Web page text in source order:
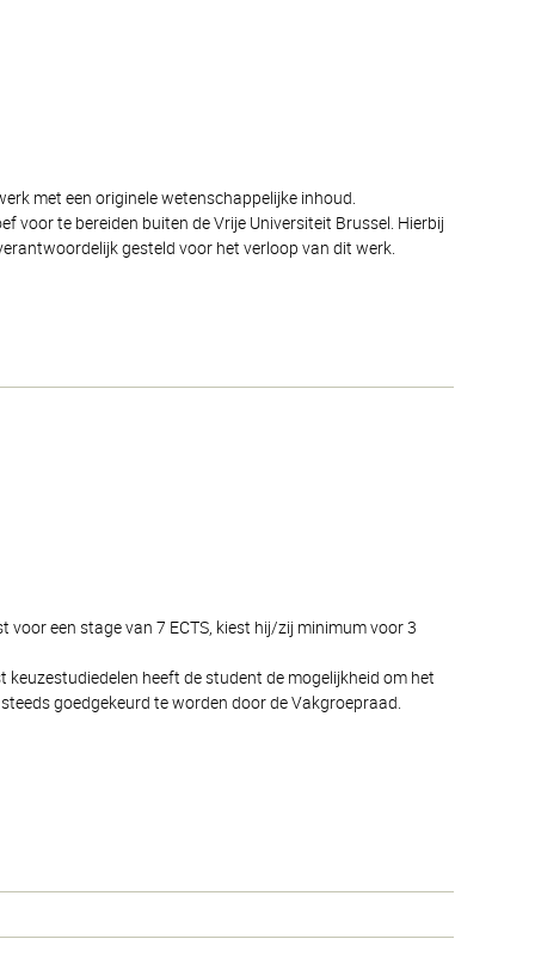
met een originele wetenschappelijke inhoud.
voor te bereiden buiten de Vrije Universiteit Brussel. Hierbij
gesteld voor het verloop van dit werk.
een stage van 7 ECTS, kiest hij/zij minimum voor 3
heeft de student de mogelijkheid om het
goedgekeurd te worden door de Vakgroepraad.